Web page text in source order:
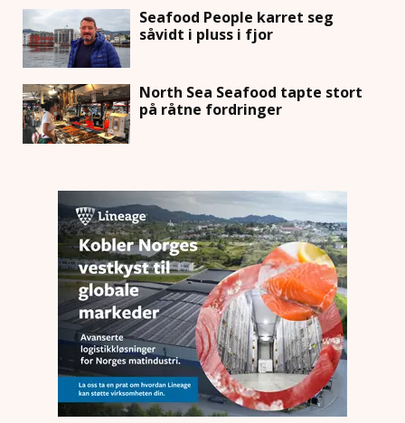
Seafood People karret seg
såvidt i pluss i fjor
North Sea Seafood tapte stort
på råtne fordringer